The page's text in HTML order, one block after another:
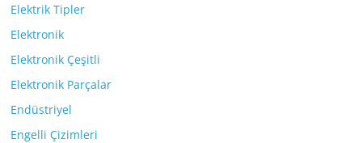
Elektrik Tipler
Elektronik
Elektronik Çeşitli
Elektronik Parçalar
Endüstriyel
Engelli Çizimleri